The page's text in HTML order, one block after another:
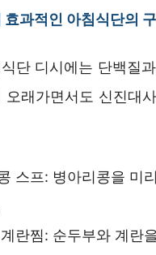
과적인 아침식단의
단 디시에는 단백질
오래가면서도 신진대
스프: 병아리콩을 미
란찜: 순두부와 계란